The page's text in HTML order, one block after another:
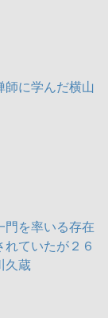
師に学んだ横山
門を率いる存在
れていたが２６
久蔵